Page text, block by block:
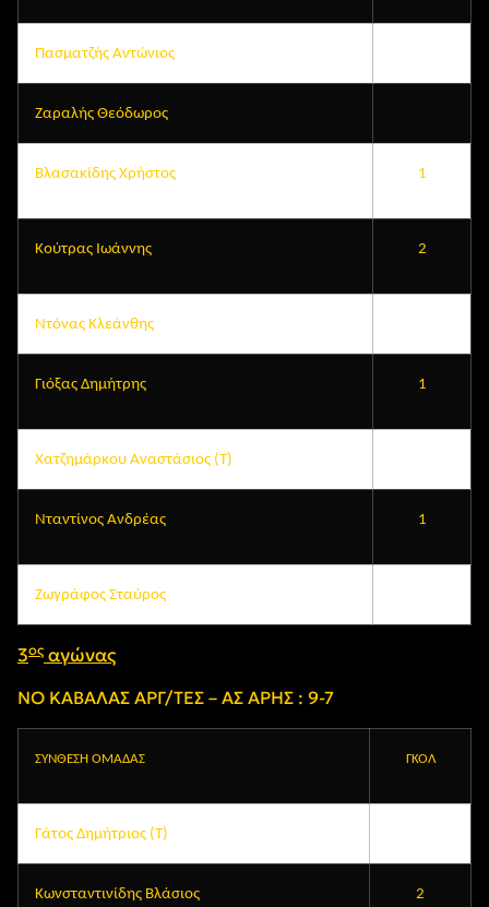
Πασματζής Αντώνιος
Ζαραλής Θεόδωρος
Βλασακίδης Χρήστος 1
Κούτρας Ιωάννης 2
Ντόνας Κλεάνθης
Γιόξας Δημήτρης 1
Χατζημάρκου Αναστάσιος (Τ)
Νταντίνος Ανδρέας 1
Ζωγράφος Σταύρος
3ος αγώνας
ΝΟ ΚΑΒΑΛΑΣ ΑΡΓ/ΤΕΣ – ΑΣ ΑΡΗΣ : 9-7
ΣΥΝΘΕΣΗ ΟΜΑΔΑΣ ΓΚΟΛ
Γάτος Δημήτριος (Τ)
Κωνσταντινίδης Βλάσιος 2